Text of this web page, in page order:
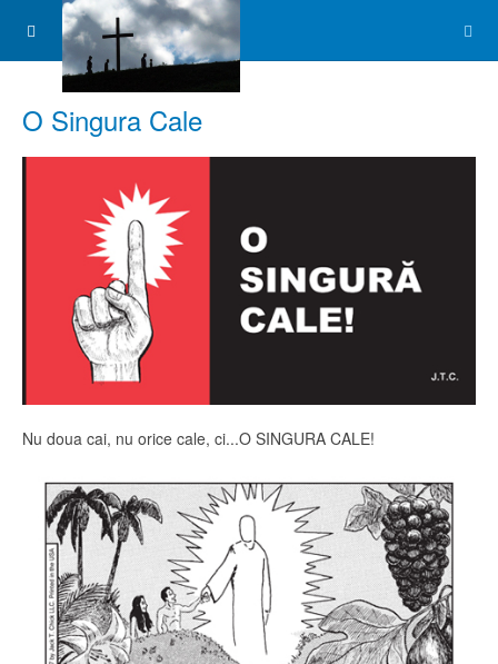
O Singura Cale
Nu doua cai, nu orice cale, ci...O SINGURA CALE!